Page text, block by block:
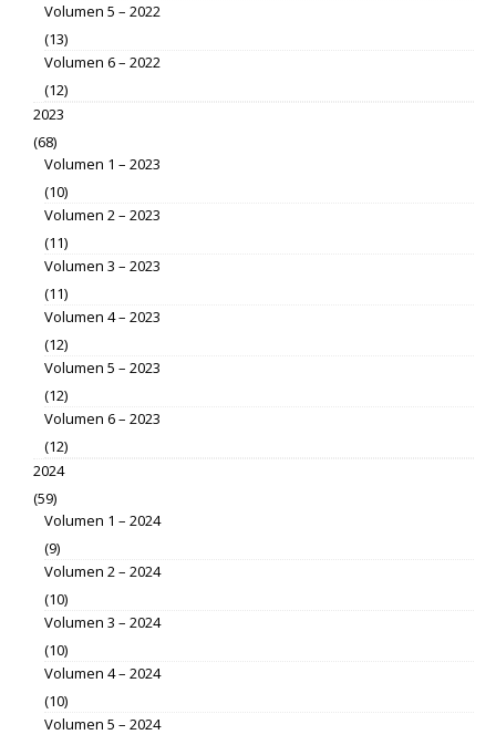
Volumen 5 – 2022
(13)
Volumen 6 – 2022
(12)
2023
(68)
Volumen 1 – 2023
(10)
Volumen 2 – 2023
(11)
Volumen 3 – 2023
(11)
Volumen 4 – 2023
(12)
Volumen 5 – 2023
(12)
Volumen 6 – 2023
(12)
2024
(59)
Volumen 1 – 2024
(9)
Volumen 2 – 2024
(10)
Volumen 3 – 2024
(10)
Volumen 4 – 2024
(10)
Volumen 5 – 2024